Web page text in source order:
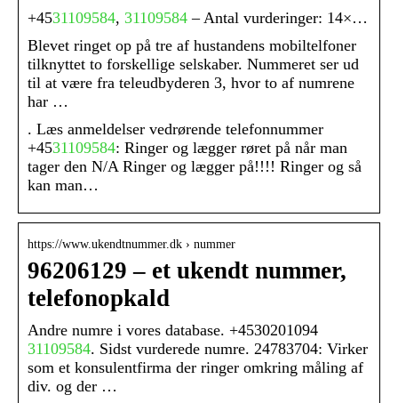
+4531109584, 31109584 – Antal vurderinger: 14×…
Blevet ringet op på tre af hustandens mobiltelfoner
tilknyttet to forskellige selskaber. Nummeret ser ud
til at være fra teleudbyderen 3, hvor to af numrene
har …
. Læs anmeldelser vedrørende telefonnummer
+4531109584: Ringer og lægger røret på når man
tager den N/A Ringer og lægger på!!!! Ringer og så
kan man…
https://www.ukendtnummer.dk › nummer
96206129 – et ukendt nummer,
telefonopkald
Andre numre i vores database. +4530201094
31109584. Sidst vurderede numre. 24783704: Virker
som et konsulentfirma der ringer omkring måling af
div. og der …